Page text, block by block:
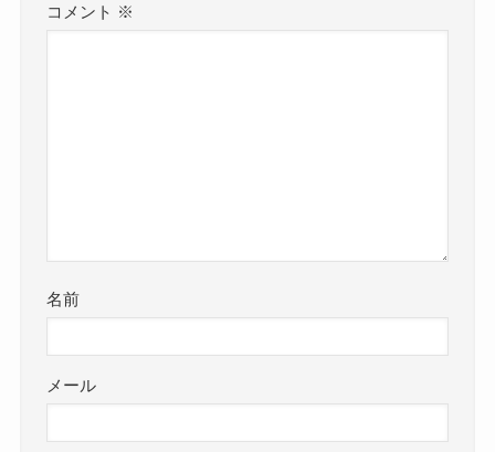
コメント ※
名前
メール